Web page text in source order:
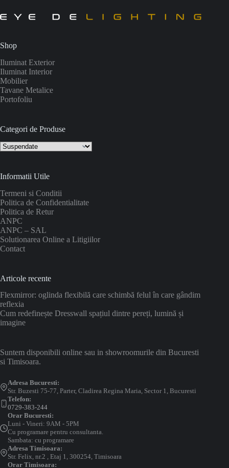
Shop
Iluminat Exterior
Iluminat Interior
Mobilier
Tavane Metalice
Portofoliu
Categori de Produse
Informatii Utile
Termeni si Conditii
Politica de Confidentialitate
Politica de Retur
ANPC
ANPC – SAL
Solutionarea Online a Litigiilor
Contact
Articole recente
Flexmirror: oglinda flexibilă care schimbă felul în care gândim
reflexia
Cum redefinește Dresswall spațiul dintre pereți, lumină și
imagine
Suntem disponibili online sau in showroomurile din Bucuresti
si Timisoara.
Adresa Bucuresti:
Str. Buzesti 75-77, Parter, Cladirea Regina Maria, Sector 1, Bucuresti
Telefon:
0729-383-244
Orar Bucuresti:
Luni - Vineri: 9AM - 5PM
Cu programare pentru consultanta.
Sambata: cu programare
Adresa Timisoara:
Str. Felix, nr.2 , Etaj 1, 300254, Timisoara
Orar Timisoara: